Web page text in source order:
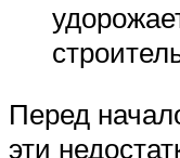
Перед
эти